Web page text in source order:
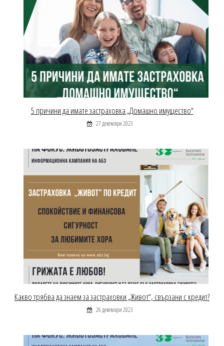
5 причини да имате застраховка „Домашно имущество“
27 декември 2023
Какво трябва да знаем за застраховки „Живот“, свързани с кредит?
26 декември 2023